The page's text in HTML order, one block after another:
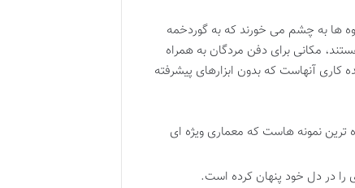
ها به چشم می خورند که به گوردخمه
مکانی برای دفن مردگان به همراه
کاری آنهاست که بدون ابزارهای پیشرفته
نمونه هاست که معماری ویژه ای
را در دل خود پنهان کرده است.